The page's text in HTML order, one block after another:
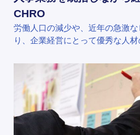
CHRO
労働人口の減少や、近年の急激
り、企業経営にとって優秀な人